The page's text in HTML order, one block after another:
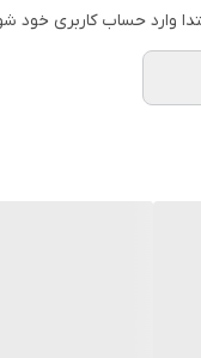
وارد حساب کاربری خود